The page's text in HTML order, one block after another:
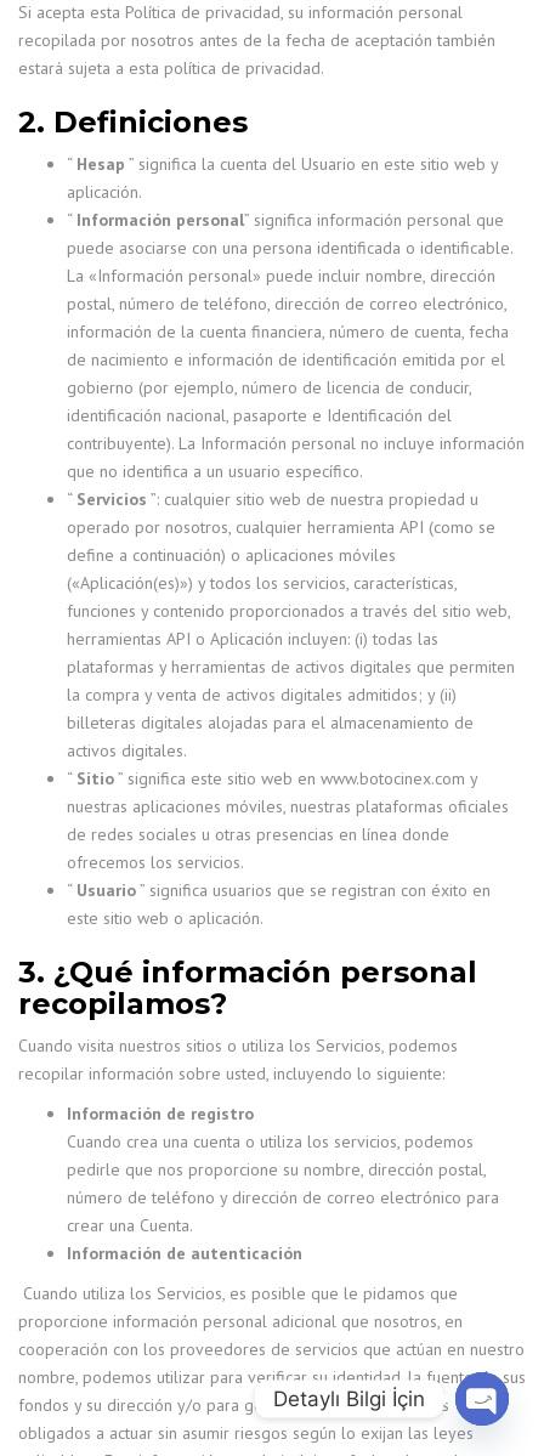
Si acepta esta Política de privacidad, su información personal
recopilada por nosotros antes de la fecha de aceptación también
estará sujeta a esta política de privacidad.
2. Definiciones
“ Hesap ” significa la cuenta del Usuario en este sitio web y
aplicación.
“ Información personal” significa información personal que
puede asociarse con una persona identificada o identificable.
La «Información personal» puede incluir nombre, dirección
postal, número de teléfono, dirección de correo electrónico,
información de la cuenta financiera, número de cuenta, fecha
de nacimiento e información de identificación emitida por el
gobierno (por ejemplo, número de licencia de conducir,
identificación nacional, pasaporte e Identificación del
contribuyente). La Información personal no incluye información
que no identifica a un usuario específico.
“ Servicios ”: cualquier sitio web de nuestra propiedad u
operado por nosotros, cualquier herramienta API (como se
define a continuación) o aplicaciones móviles
(«Aplicación(es)») y todos los servicios, características,
funciones y contenido proporcionados a través del sitio web,
herramientas API o Aplicación incluyen: (i) todas las
plataformas y herramientas de activos digitales que permiten
la compra y venta de activos digitales admitidos; y (ii)
billeteras digitales alojadas para el almacenamiento de
activos digitales.
“ Sitio” significa este sitio web en www.botocinex.com y
nuestras aplicaciones móviles, nuestras plataformas oficiales
de redes sociales u otras presencias en línea donde
ofrecemos los servicios.
“ Usuario” significa usuarios que se registran con éxito en
este sitio web o aplicación.
3. ¿Qué información personal
recopilamos?
Cuando visita nuestros sitios o utiliza los Servicios, podemos
recopilar información sobre usted, incluyendo lo siguiente:
Información de registro
Cuando crea una cuenta o utiliza los servicios, podemos
pedirle que nos proporcione su nombre, dirección postal,
número de teléfono y dirección de correo electrónico para
crear una Cuenta.
Información de autenticación
Cuando utiliza los Servicios, es posible que le pidamos que
proporcione información personal adicional que nosotros, en
cooperación con los proveedores de servicios que actúan en nuestro
nombre, podemos utilizar para verificar su identidad, la fuente de sus
fondos y su dirección y/o para gestionar el riesgo. Estamos
obligados a actuar sin asumir riesgos según lo exijan las leyes
Detaylı Bilgi İçin